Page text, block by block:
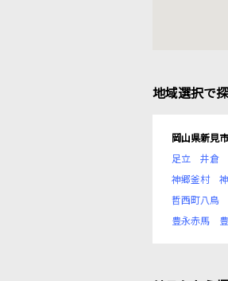
地域選択で
岡山県新見市
足立
井倉
神郷釜村
哲西町八鳥
豊永赤馬